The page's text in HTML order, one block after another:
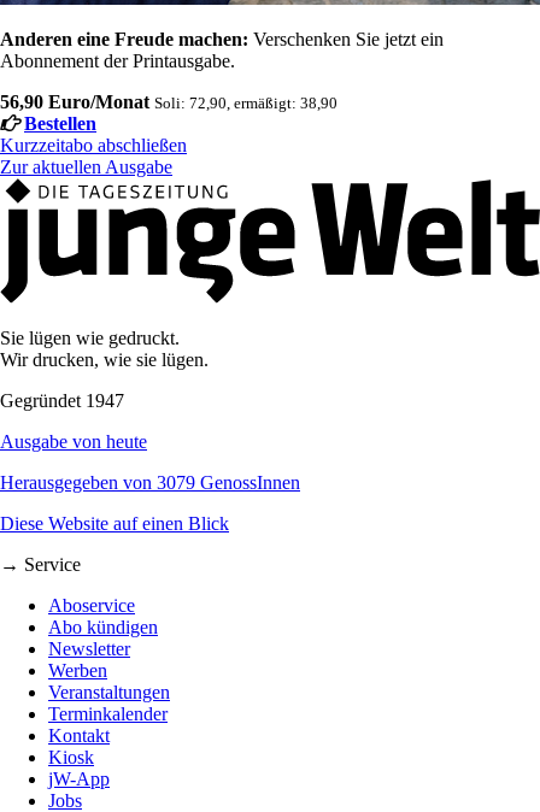
Anderen eine Freude machen: Verschenken Sie jetzt ein
Abonnement der Printausgabe.
56,90 Euro/Monat Soli: 72,90, ermäßigt: 38,90
Bestellen
Kurzzeitabo abschließen
Zur aktuellen Ausgabe
Sie lügen wie gedruckt.
Wir drucken, wie sie lügen.
Gegründet 1947
Ausgabe von heute
Herausgegeben von 3079 GenossInnen
Diese Website auf einen Blick
→ Service
Aboservice
Abo kündigen
Newsletter
Werben
Veranstaltungen
Terminkalender
Kontakt
Kiosk
jW-App
Jobs